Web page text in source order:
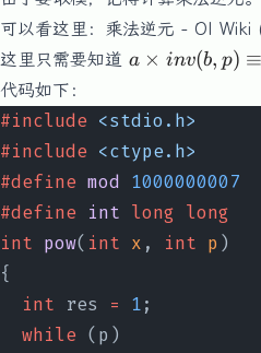
可以看这里：
乘法逆元 - OI Wiki
这里只需要知道 a\times
a/
p)}
a × inv(b, p) ≡
代码如下：
#include <stdio.h>
#include <ctype.h>
#define mod 1000000007
#define int long long
int pow( int x , int p )
{
int res = 1;
while (p)